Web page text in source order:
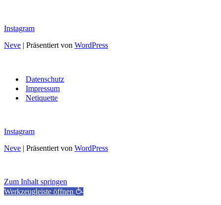
Instagram
Neve | Präsentiert von WordPress
Datenschutz
Impressum
Netiquette
Instagram
Neve | Präsentiert von WordPress
Zum Inhalt springen
Werkzeugleiste öffnen